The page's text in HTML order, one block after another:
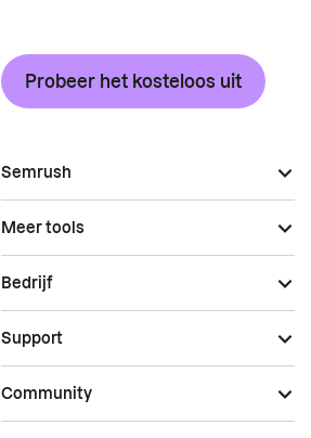
Probeer het kosteloos uit
Semrush
Meer tools
Bedrijf
Support
Community